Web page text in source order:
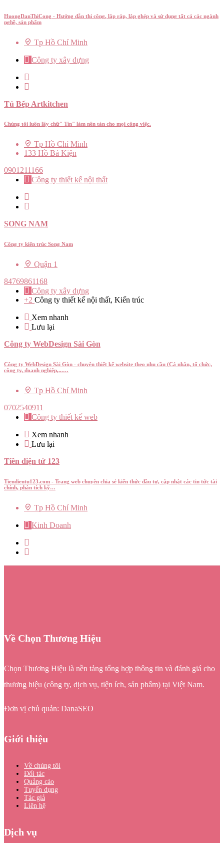
HuongDanThiCong - Hướng dẫn thi công, lắp ráp, lắp ghép và sử dụng tất cả các ngành
nghề, sản phẩm
Tp Hồ Chí Minh
Công ty xây dựng
Tủ Bếp Artkitchen
Chúng tôi luôn lấy chữ" Tín" làm nền tản cho mọi công việc.
Tp Hồ Chí Minh
133 Hồ Bá Kiện
0901211166
Công ty thiết kế nội thất
SONG NAM
Công ty kiến trúc Song Nam
Quận 1
84769861168
Công ty xây dựng
+2 Công ty thiết kế nội thất, Kiến trúc
Xem nhanh
Lưu lại
Công ty WebDesign Sài Gòn
Công ty WebDesign Sài Gòn - chuyên thiết kế website theo nhu cầu (Cá nhân, tổ chức,
công ty, doanh nghiệp,...…
Tp Hồ Chí Minh
0702540911
Công ty thiết kế web
Xem nhanh
Lưu lại
Tiền điện tử 123
Tiendientu123.com - Trang web chuyên chia sẻ kiến thức đầu tư, cập nhật các tin tức tài
chính, phân tích kỹ…
Tp Hồ Chí Minh
Kinh Doanh
Về Chọn Thương Hiệu
Chọn Thương Hiệu là nền tảng tổng hợp thông tin và đánh giá cho
thương hiệu (công ty, dịch vụ, tiện ích, sản phẩm) tại Việt Nam.
Đơn vị chủ quản: DanaSEO
Giới thiệu
Về chúng tôi
Đối tác
Quảng cáo
Tuyển dụng
Tác giả
Liên hệ
Dịch vụ